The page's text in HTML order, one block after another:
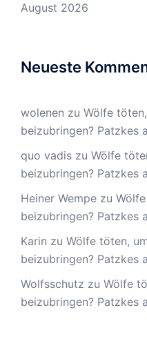
August 2026
Neueste
wolenen zu Wölfe
beizubringen? Patzkes
quo vadis zu Wölfe
beizubringen? Patzkes
Heiner Wempe zu
beizubringen? Patzkes
Karin zu Wölfe töten,
beizubringen? Patzkes
Wolfsschutz zu Wölfe
beizubringen? Patzkes